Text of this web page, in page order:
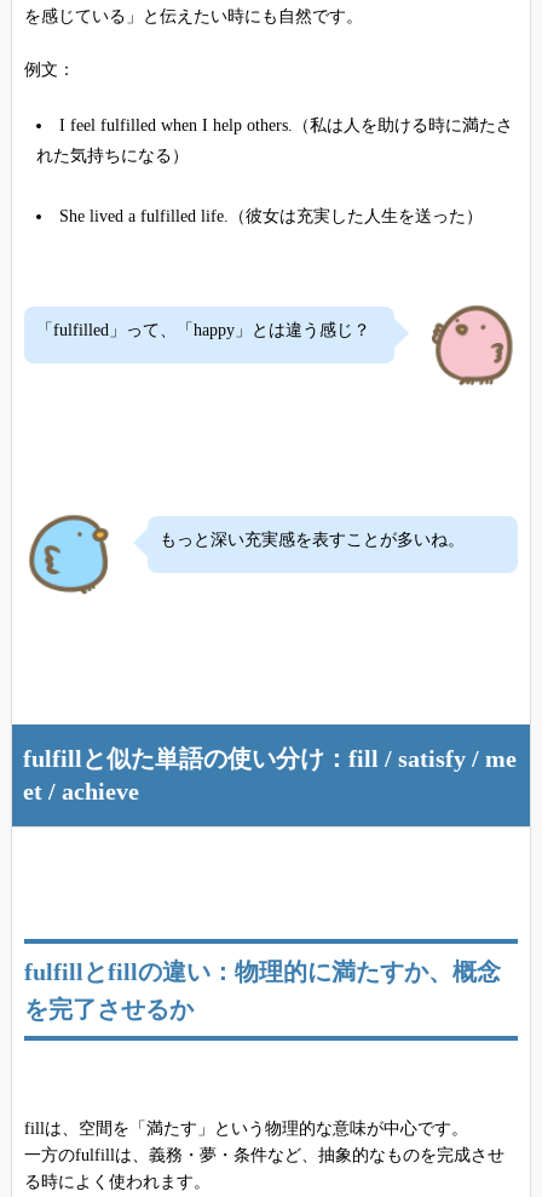
を感じている」と伝えたい時にも自然です。
例文：
I feel fulfilled when I help others.（私は人を助ける時に満たさ
れた気持ちになる）
She lived a fulfilled life.（彼女は充実した人生を送った）
「fulfilled」って、「happy」とは違う感じ？
もっと深い充実感を表すことが多いね。
fulfillと似た単語の使い分け：fill / satisfy / me
et / achieve
fulfillとfillの違い：物理的に満たすか、概念
を完了させるか
fillは、空間を「満たす」という物理的な意味が中心です。
一方のfulfillは、義務・夢・条件など、抽象的なものを完成させ
る時によく使われます。